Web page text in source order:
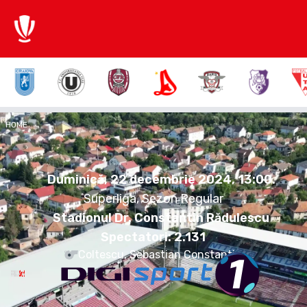
HOME
Duminică, 22 decembrie 2024, 13:00.
Superliga, Sezon Regular
Stadionul Dr. Constantin Rădulescu
Spectatori:2.131
Coltescu, Sebastian Constantin
CFR
3:2
OTE
Duminică, 22 decembrie 2024.
13:00